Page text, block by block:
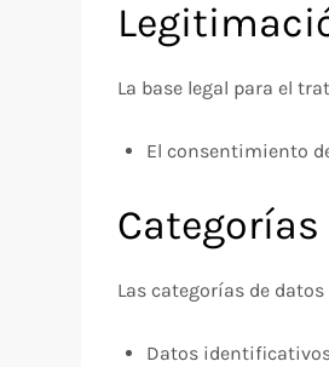
La base legal para el
El consentimiento
Las categorías de
Datos